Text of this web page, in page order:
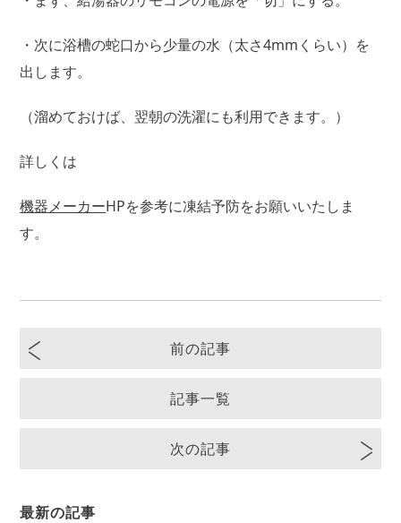
・次に浴槽の蛇口から少量の水（太さ4mmくらい）を
出します。
（溜めておけば、翌朝の洗濯にも利用できます。）
詳しくは
機器メーカーHPを参考に凍結予防をお願いいたしま
す。
前の記事
記事一覧
次の記事
最新の記事